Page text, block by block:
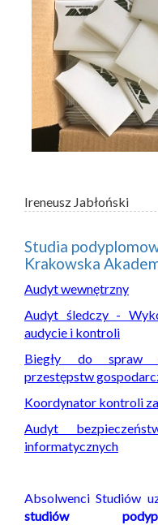
Ireneusz Jabłoński
Studia
Krakowska
Audyt wewnętrzny
Audyt śledczy -
audycie i kontroli
Biegły do spraw
przestępstw
Koordynator kontroli
Audyt
informatycznych
Absolwenci Studiów
studiów